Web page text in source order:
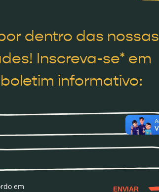
dentro das nossas
Inscreva-se* em
informativo:
em
ENVIAR